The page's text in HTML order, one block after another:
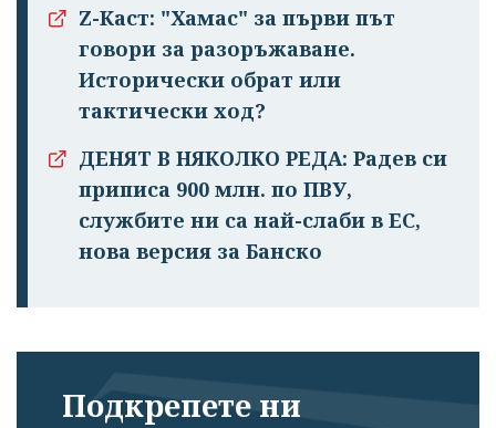
Z-Каст: "Хамас" за първи път
говори за разоръжаване.
Исторически обрат или
тактически ход?
ДЕНЯТ В НЯКОЛКО РЕДА: Радев си
приписа 900 млн. по ПВУ,
службите ни са най-слаби в ЕС,
нова версия за Банско
Подкрепете ни